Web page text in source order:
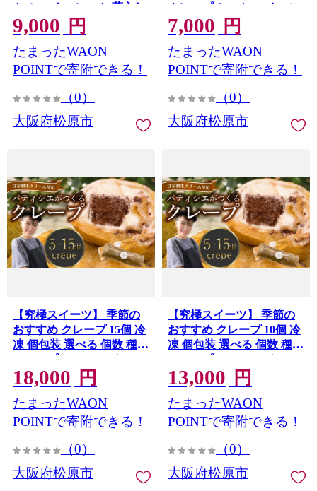
ト ミニ ウォレット 薬入れ
アクセサリー 入れ 贈答 お
祝い 贈り物 ギフト プレゼ
ント 贈答品 贈答用 手土産
大阪府 松原市
9,000 円
たまったWAON
POINTで寄附できる！
（0）
大阪府松原市
クレープ セット スイーツ
デザート おやつ kure-pu
チョコ マンゴー KURE-
PU 抹茶 くれーぷ ブルー
ベリー はちみつレモン カ
ーム ガトーショコラ アイ
イーツ 絶品スイーツ 洋菓
7,000 円
たまったWAON
POINTで寄附できる！
（0）
大阪府松原市
【究極スイーツ】 季節の
おすすめ クレープ 15個 冷
凍 個包装 選べる 個数 種類
クレープ セット スイーツ
デザート おやつ kure-pu
チョコ マンゴー KURE-
PU 抹茶 くれーぷ ブルー
ベリー はちみつレモン カ
ーム ガトーショコラ アイ
イーツ 絶品スイーツ 洋菓
18,000 円
たまったWAON
POINTで寄附できる！
（0）
大阪府松原市
【究極スイーツ】 季節の
おすすめ クレープ 10個 冷
凍 個包装 選べる 個数 種類
クレープ セット スイーツ
デザート おやつ kure-pu
チョコ マンゴー KURE-
PU 抹茶 くれーぷ ブルー
ベリー はちみつレモン カ
ーム ガトーショコラ アイ
イーツ 絶品スイーツ 洋菓
13,000 円
たまったWAON
POINTで寄附できる！
（0）
大阪府松原市